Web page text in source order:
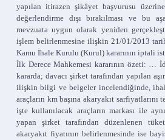
yapılan itirazen şikâyet başvurusu
değerlendirme dışı bırakılması ve bu
mevzuata uygun olarak yeniden
işlem belirlenmesine ilişkin 21/01/2013
Kamu İhale Kurulu (Kurul) kararının iptali
İlk Derece Mahkemesi kararının özeti: …
kararda; davacı şirket tarafından yapılan
ilişkin bilgi ve belgeler incelendiğinde,
araçların km başına akaryakıt sarfiyatlarını
işte kullanılacak araçların markası ile
yapan şirket tarafından düzenlenen
akaryakıt fiyatının belirlenmesinde ise